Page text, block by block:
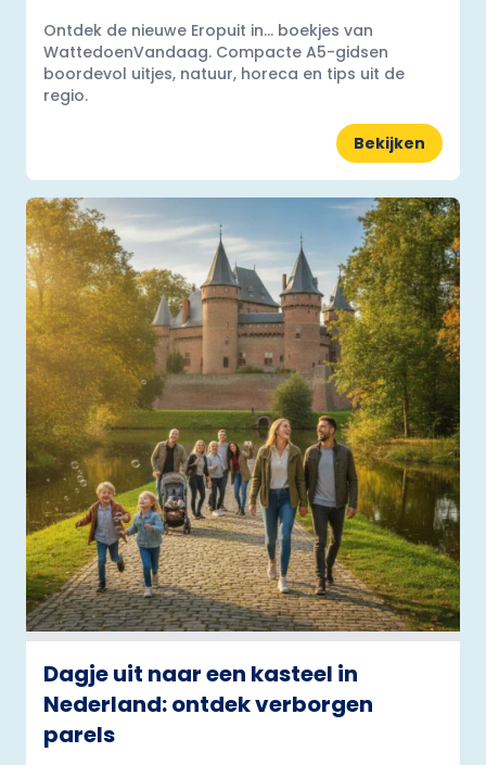
Ontdek de nieuwe Eropuit in... boekjes van
WattedoenVandaag. Compacte A5-gidsen
boordevol uitjes, natuur, horeca en tips uit de
regio.
Bekijken
Dagje uit naar een kasteel in
Nederland: ontdek verborgen
parels